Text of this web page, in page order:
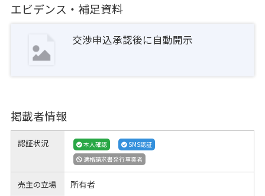
エビデンス・補足資料
交渉申込承認後に自動開示
掲載者情報
認証状況 本人確認
SMS認証
適格請求書発行事業者
売主の立場 所有者